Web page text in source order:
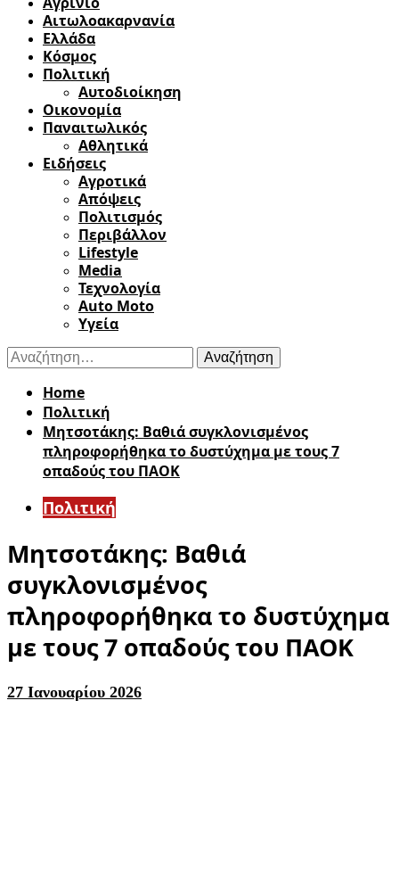
Αιτωλοακαρνανία
Ελλάδα
Κόσμος
Πολιτική
Αυτοδιοίκηση
Οικονομία
Παναιτωλικός
Αθλητικά
Ειδήσεις
Αγροτικά
Απόψεις
Πολιτισμός
Περιβάλλον
Lifestyle
Media
Τεχνολογία
Auto Moto
Υγεία
Αναζήτηση
για:
Home
Πολιτική
Μητσοτάκης: Βαθιά συγκλονισμένος
πληροφορήθηκα το δυστύχημα με τους 7
οπαδούς του ΠΑΟΚ
Πολιτική
Μητσοτάκης: Βαθιά
συγκλονισμένος
πληροφορήθηκα το δυστύχημα
με τους 7 οπαδούς του ΠΑΟΚ
27 Ιανουαρίου 2026